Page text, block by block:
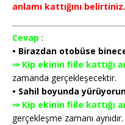
anlamı kattığını belirtiniz.
Cevap :
• Birazdan otobüse
⇒ Kip ekinin fiile kattığı
zamanda gerçekleşecektir.
• Sahil boyunda
⇒ Kip ekinin fiile kattığı
gerçekleşme zamanı aynıdır.